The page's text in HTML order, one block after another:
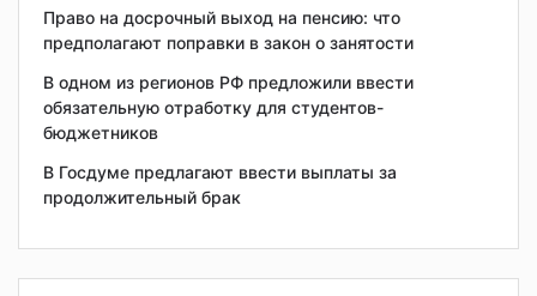
Право на досрочный выход на пенсию: что
предполагают поправки в закон о занятости
В одном из регионов РФ предложили ввести
обязательную отработку для студентов-
бюджетников
В Госдуме предлагают ввести выплаты за
продолжительный брак